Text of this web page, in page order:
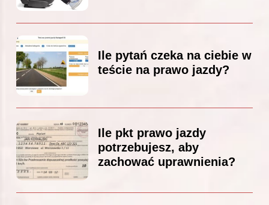
Ile pytań czeka na ciebie w
teście na prawo jazdy?
Ile pkt prawo jazdy
potrzebujesz, aby
zachować uprawnienia?